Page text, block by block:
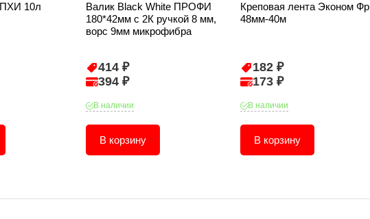
10л
Валик Black White ПРОФИ
180*42мм с 2К ручкой 8 мм,
ворс 9мм микрофибра
414 ₽
394 ₽
В наличии
В корзину
Креповая лента Эконом Фр
48мм-40м
182 ₽
173 ₽
В наличии
В корзину